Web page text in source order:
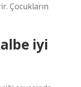
Çocukların
iyi